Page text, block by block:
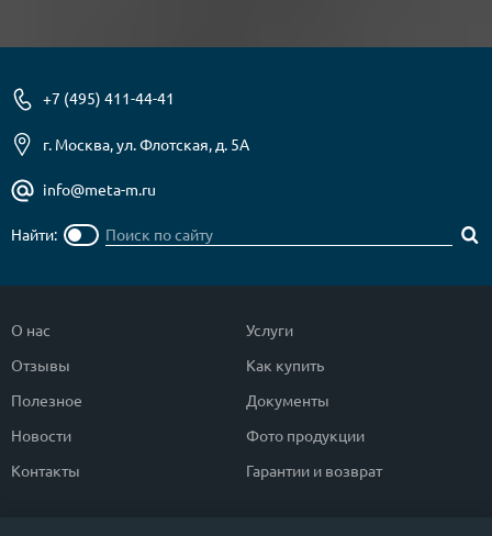
+7 (495) 411-44-41
г. Москва, ул. Флотская, д. 5А
info@meta-m.ru
Найти:
О нас
Отзывы
Полезное
Новости
Контакты
Услуги
Как купить
Документы
Фото продукции
Гарантии и возврат